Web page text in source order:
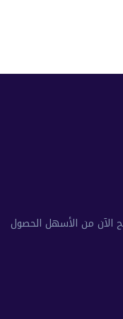
الآن من الأسهل الحصول